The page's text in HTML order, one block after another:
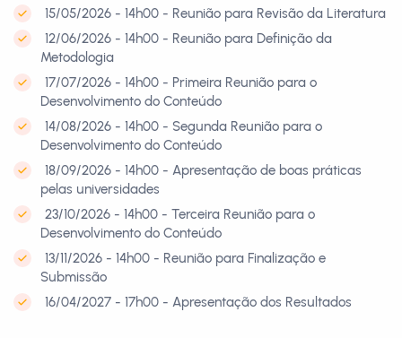
15/05/2026 - 14h00 - Reunião para Revisão da Literatura
12/06/2026 - 14h00 - Reunião para Definição da
Metodologia
17/07/2026 - 14h00 - Primeira Reunião para o
Desenvolvimento do Conteúdo
14/08/2026 - 14h00 - Segunda Reunião para o
Desenvolvimento do Conteúdo
18/09/2026 - 14h00 - Apresentação de boas práticas
pelas universidades
23/10/2026 - 14h00 - Terceira Reunião para o
Desenvolvimento do Conteúdo
13/11/2026 - 14h00 - Reunião para Finalização e
Submissão
16/04/2027 - 17h00 - Apresentação dos Resultados